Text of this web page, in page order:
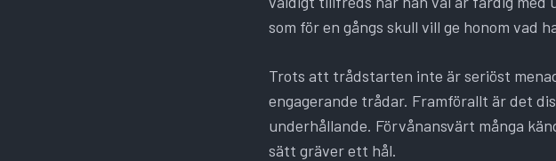
som för en gångs skull vill ge honom vad
Trots att trådstarten inte är seriöst
engagerande trådar. Framförallt är det
underhållande. Förvånansvärt många
sätt gräver ett hål.